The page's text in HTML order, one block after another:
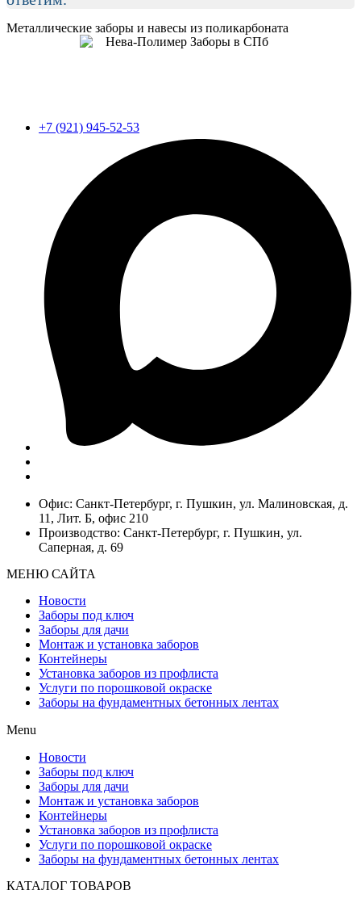
Металлические заборы и навесы из поликарбоната
+7 (921) 945-52-53
Офис: Санкт-Петербург, г. Пушкин, ул. Малиновская, д.
11, Лит. Б, офис 210
Производство: Санкт-Петербург, г. Пушкин, ул.
Саперная, д. 69
МЕНЮ САЙТА
Новости
Заборы под ключ
Заборы для дачи
Монтаж и установка заборов
Контейнеры
Установка заборов из профлиста
Услуги по порошковой окраске
Заборы на фундаментных бетонных лентах
Menu
Новости
Заборы под ключ
Заборы для дачи
Монтаж и установка заборов
Контейнеры
Установка заборов из профлиста
Услуги по порошковой окраске
Заборы на фундаментных бетонных лентах
КАТАЛОГ ТОВАРОВ